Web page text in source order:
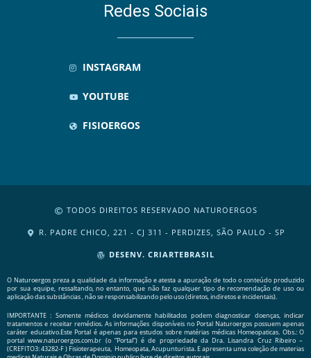
Redes Sociais
INSTAGRAM
YOUTUBE
FISIOERGOS
TODOS DIREITOS RESERVADO NATUROERGOS
R. PADRE CHICO, 221 - CJ 311 - PERDIZES, SÃO PAULO - SP
DESENV. CRIARTEBRASIL
O Naturoergos preza a qualidade da informação e atesta a apuração de todo o conteúdo produzido
por sua equipe, ressaltando, no entanto, que não faz qualquer tipo de recomendação de uso ou
aplicação das substâncias , não se responsabilizando pelo uso (diretos, indiretos e incidentais).
IMPORTANTE : Somente médicos devidamente habilitados podem diagnosticar doenças, indicar
tratamentos e receitar remédios. As informações disponíveis no Portal Naturoergos possuem apenas
caráter educativo.Este Portal é apenas para estudos sobre matérias médicas Homeopaticas. Obs.: O
portal www.naturoergos.com.br (o “Portal”) é de propriedade da Dra. Lisandra Cruz Ribeiro –
(CREFITO3: 43282-F ) Fisioterapeuta, Homeopata, Acupunturista. E apresenta uma coleção de materias